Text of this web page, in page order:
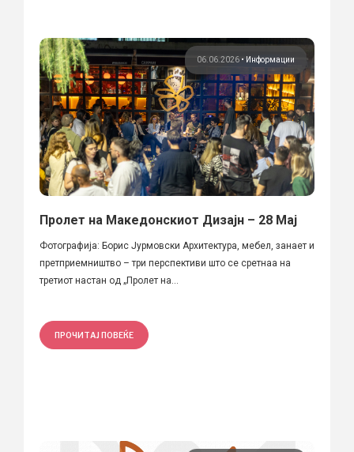
06.06.2026 • Информации
Пролет на Македонскиот Дизајн – 28 Мај
Фотографија: Борис Јурмовски Архитектура, мебел, занает и
претприемништво – три перспективи што се сретнаа на
третиот настан од „Пролет на...
ПРОЧИТАЈ ПОВЕЌЕ